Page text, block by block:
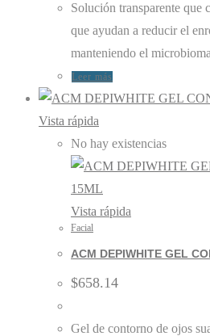
Solución transparente que
que ayudan a reducir el
manteniendo el
Leer más
Vista rápida
No hay existencias
Vista rápida
Facial
ACM DEPIWHITE GEL
$658.14
Gel de contorno de ojos